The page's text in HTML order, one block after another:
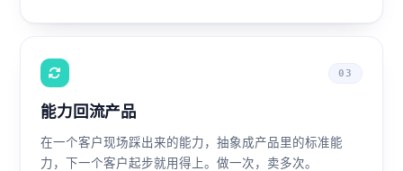
03
能力回流产品
在一个客户现场踩出来的能力，抽象成产品里的标准能
力，下一个客户起步就用得上。做一次，卖多次。